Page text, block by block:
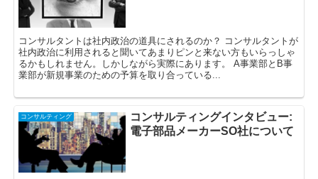
コンサルタントは社内政治の道具にされるのか？ コンサルタントが
社内政治に利用されると聞いてあまりピンと来ない方もいらっしゃ
るかもしれません。しかしながら実際にあります。 A事業部とB事
業部が新規事業のための予算を取り合っている...
コンサルティング
コンサルティングインタビュー:
電子部品メーカーSO社について